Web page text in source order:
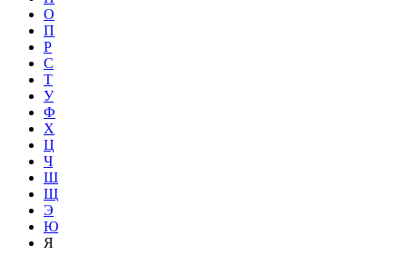
О
П
Р
С
Т
У
Ф
Х
Ц
Ч
Ш
Щ
Э
Ю
Я